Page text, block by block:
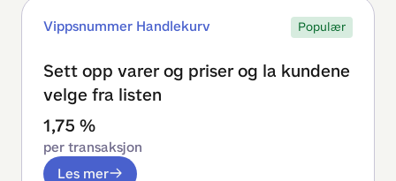
Vippsnummer Handlekurv Populær
Sett opp varer og priser og la kundene
velge fra listen
1,75 %
per transaksjon
Les mer